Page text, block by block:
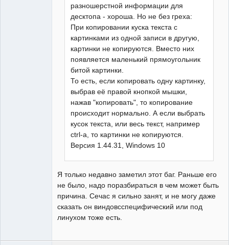
разношерстной информации для
десктопа - хороша. Но не без греха:
При копировании куска текста с
картинками из одной записи в другую,
картинки не копируются. Вместо них
появляется маленький прямоугольник
битой картинки.
То есть, если копировать одну картинку,
выбрав её правой кнопкой мышки,
нажав "копировать", то копирование
происходит нормально. А если выбрать
кусок текста, или весь текст, например
ctrl-a, то картинки не копируются.
Версия 1.44.31, Windows 10
Я только недавно заметил этот баг. Раньше его
не было, надо поразбираться в чем может быть
причина. Сечас я сильно занят, и не могу даже
сказать он виндовсспецифический или под
линухом тоже есть.